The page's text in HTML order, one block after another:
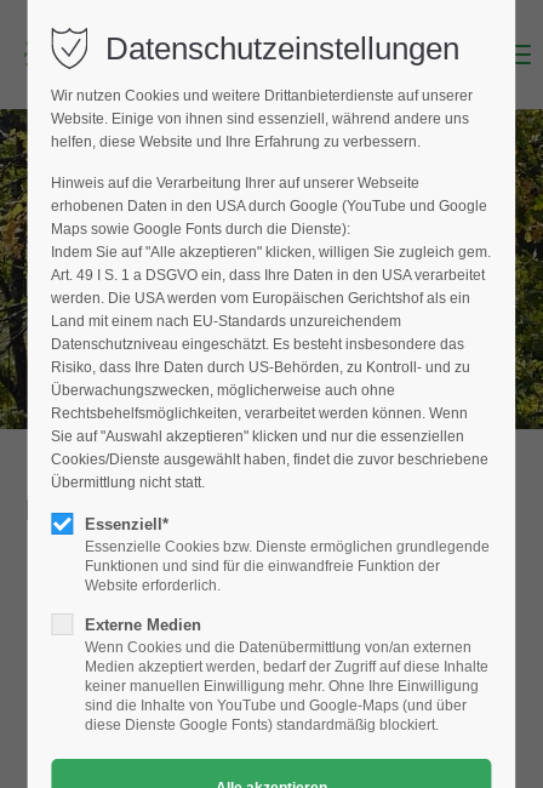
Login
Benutzername (E-Mailadresse)
Passwort
Anmelden
Register|Lost your password?
Support
24h/ 365days
We offer support for our customers
Mon - Fri 8:00am - 5:00pm(GMT +1)
Menu
BAUMPFLEGER FINDEN
Hier finden Sie den Fachbetrieb in Ihrer
Nähe
Detailansicht
nicht angezeigt.
Bitte ändern Sie dieDatenschutz-Einstellungen, indem Sie
auch "externe Medien" zulassen.
Datenschutzeinstellungen
Wir nutzen Cookies und weitere Drittanbieterdienste auf unserer
Website. Einige von ihnen sind essenziell, während andere uns
helfen, diese Website und Ihre Erfahrung zu verbessern.
Hinweis auf die Verarbeitung Ihrer auf unserer Webseite
erhobenen Daten in den USA durch Google (YouTube und Google
Maps sowie Google Fonts durch die Dienste):
Indem Sie auf "Alle akzeptieren" klicken, willigen Sie zugleich gem.
Art. 49 I S. 1 a DSGVO ein, dass Ihre Daten in den USA verarbeitet
werden. Die USA werden vom Europäischen Gerichtshof als ein
Land mit einem nach EU-Standards unzureichendem
Datenschutzniveau eingeschätzt. Es besteht insbesondere das
Risiko, dass Ihre Daten durch US-Behörden, zu Kontroll- und zu
Überwachungszwecken, möglicherweise auch ohne
Rechtsbehelfsmöglichkeiten, verarbeitet werden können. Wenn
Sie auf "Auswahl akzeptieren" klicken und nur die essenziellen
Cookies/Dienste ausgewählt haben, findet die zuvor beschriebene
Übermittlung nicht statt.
Essenziell*
Essenzielle Cookies bzw. Dienste ermöglichen grundlegende
Funktionen und sind für die einwandfreie Funktion der
Website erforderlich.
Externe Medien
Wenn Cookies und die Datenübermittlung von/an externen
Medien akzeptiert werden, bedarf der Zugriff auf diese Inhalte
keiner manuellen Einwilligung mehr. Ohne Ihre Einwilligung
sind die Inhalte von YouTube und Google-Maps (und über
diese Dienste Google Fonts) standardmäßig blockiert.